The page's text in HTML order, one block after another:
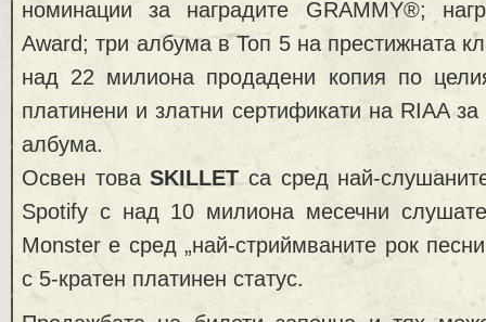
номинации за наградите GRAMMY®;
Award; три албума в Топ 5 на престижната
над 22 милиона продадени копия по
платинени и златни сертификати на RIAA
албума.
Освен товаSKILLETса сред най-
Spotify с над 10 милиона месечни
Monster е сред „най-стриймваните рок
с 5-кратен платинен статус.